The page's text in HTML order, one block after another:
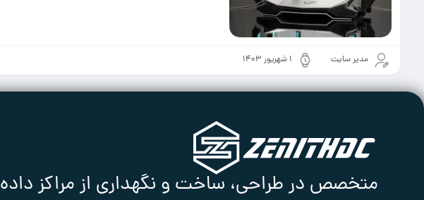
مدیر سایت ۱ شهریور ۱۴۰۳
متخصص در طراحی، ساخت و نگهداری از مراکز داده